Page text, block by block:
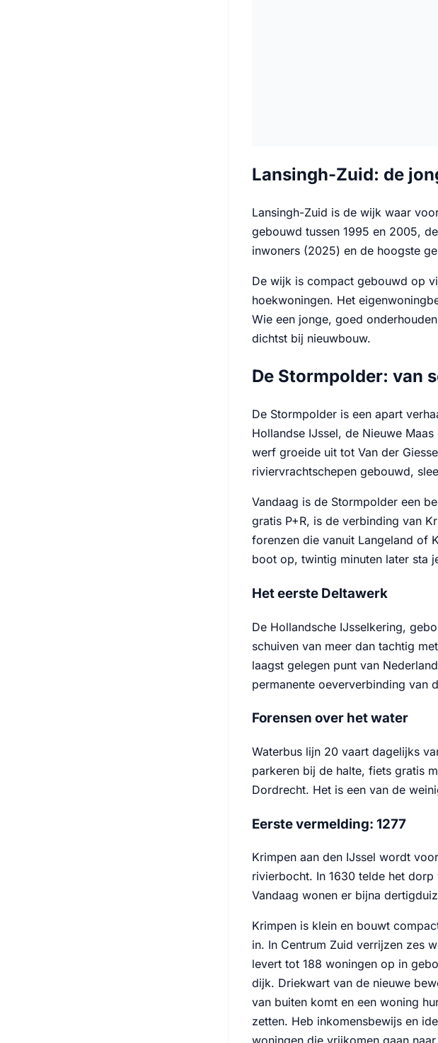
Lansingh-Zuid: de
Lansingh-Zuid is de wijk waar
gebouwd tussen 1995 en 2005,
inwoners (2025) en de hoogste
De wijk is compact gebouwd op
hoekwoningen. Het
Wie een jonge, goed
dichtst bij nieuwbouw.
De Stormpolder: van
De Stormpolder is een apart
Hollandse IJssel, de Nieuwe
werf groeide uit tot Van der
riviervrachtschepen gebouwd,
Vandaag is de Stormpolder een
gratis P+R, is de verbinding van
forenzen die vanuit Langeland of
boot op, twintig minuten later sta
Het eerste Deltawerk
De Hollandsche IJsselkering,
schuiven van meer dan tachtig
laagst gelegen punt van
permanente oeververbinding van
Forensen over het water
Waterbus lijn 20 vaart dagelijks
parkeren bij de halte, fiets gratis
Dordrecht. Het is een van de
Eerste vermelding: 1277
Krimpen aan den IJssel wordt
rivierbocht. In 1630 telde het
Vandaag wonen er bijna
Krimpen is klein en bouwt
in. In Centrum Zuid verrijzen zes
levert tot 188 woningen op in
dijk. Driekwart van de nieuwe
van buiten komt en een woning
zetten. Heb inkomensbewijs en